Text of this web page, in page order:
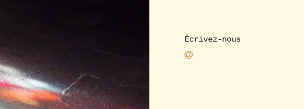
Écrivez-nous